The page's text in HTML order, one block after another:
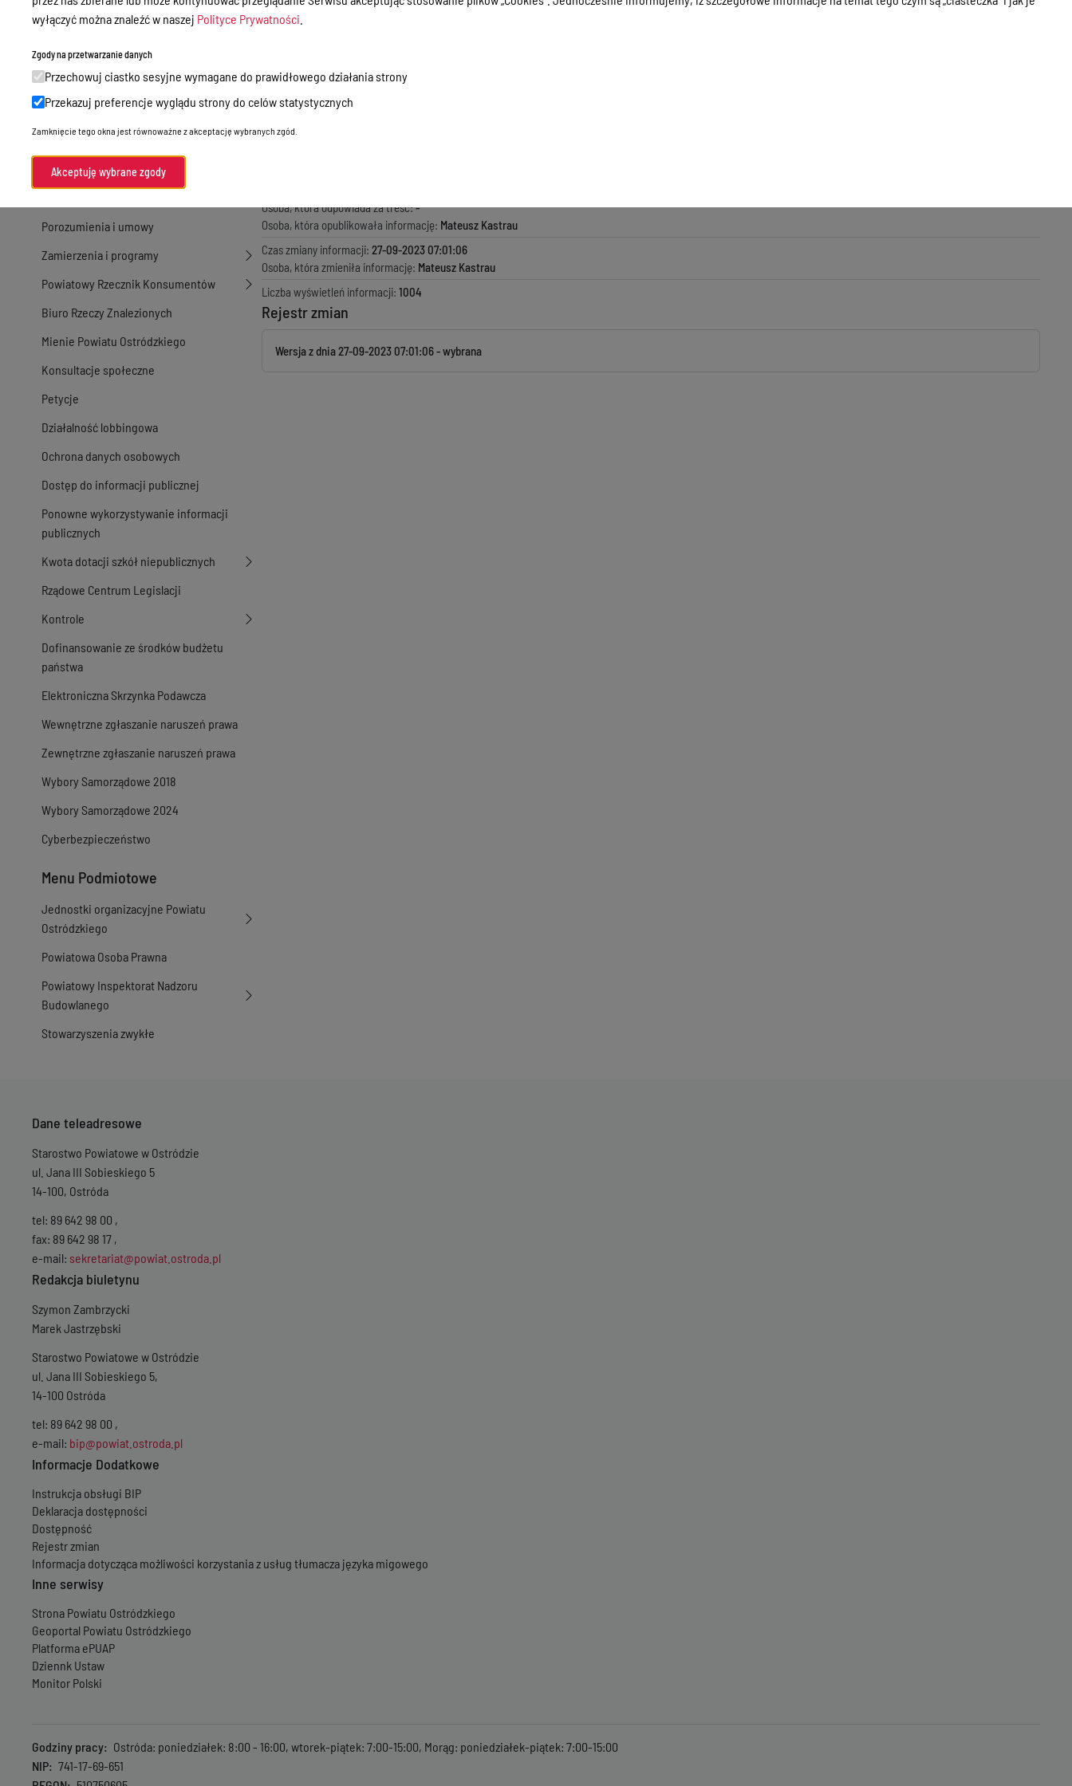
Nieodpłatna Pomoc Prawna
Rejestry, ewidencje i archiwa
Budżet
powiatowego
Organy Powiatu
Porozumienia i umowy
Zamierzenia i programy
Powiatowy Rzecznik Konsumentów
Biuro Rzeczy Znalezionych
Mienie Powiatu Ostródzkiego
Konsultacje społeczne
Petycje
Działalność lobbingowa
Ochrona danych osobowych
Dostęp do informacji publicznej
Ponowne wykorzystywanie informacji
publicznych
Kwota dotacji szkół niepublicznych
Rządowe Centrum Legislacji
Kontrole
Dofinansowanie ze środków budżetu
państwa
Elektroniczna Skrzynka Podawcza
Wewnętrzne zgłaszanie naruszeń prawa
Zewnętrzne zgłaszanie naruszeń prawa
Wybory Samorządowe 2018
Wybory Samorządowe 2024
Cyberbezpieczeństwo
Menu Podmiotowe
Jednostki organizacyjne Powiatu
Ostródzkiego
Powiatowa Osoba Prawna
Powiatowy Inspektorat Nadzoru
Budowlanego
Stowarzyszenia zwykłe
Osoba, która odpowiada za treść:-
Osoba, która opublikowała informację: Mateusz Kastrau
Czas zmiany informacji: 27-09-2023 07:01:06
Osoba, która zmieniła informację: Mateusz Kastrau
Liczba wyświetleń informacji: 1004
Rejestr zmian
Wersja z dnia27-09-2023 07:01:06
Dane teleadresowe
Starostwo Powiatowe w Ostródzie
ul. Jana III Sobieskiego 5
14-100, Ostróda
tel: 89 642 98 00 ,
fax: 89 642 98 17 ,
e-mail: sekretariat@powiat.ostroda.pl
Redakcja biuletynu
Szymon Zambrzycki
Marek Jastrzębski
Starostwo Powiatowe w Ostródzie
ul. Jana III Sobieskiego 5,
14-100 Ostróda
tel: 89 642 98 00 ,
e-mail: bip@powiat.ostroda.pl
Informacje Dodatkowe
Instrukcja obsługi BIP
Deklaracja dostępności
Dostępność
Rejestr zmian
Informacja dotycząca możliwości korzystania z usług tłumacza języka migowego
Inne serwisy
Strona Powiatu Ostródzkiego
Geoportal Powiatu Ostródzkiego
Platforma ePUAP
Dziennk Ustaw
Monitor Polski
Godziny pracy
Ostróda: poniedziałek: 8:00 - 16:00, wtorek-piątek: 7:00-15:00, Morąg: poniedziałek-piątek: 7:00-15:00
NIP
741-17-69-651
wyłączyć można znaleźć w naszej Polityce Prywatności
Zgody na przetwarzanie danych
Przechowuj ciastko sesyjne wymagane do prawidłowego działania strony
Przekazuj preferencje wyglądu strony do celów statystycznych
Zamknięcie tego okna jest równoważne z akceptację wybranych zgód.
Akceptuję wybrane zgody